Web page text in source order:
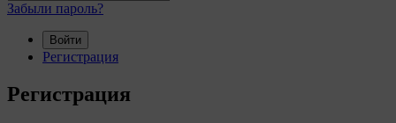
Забыли пароль?
Войти
Регистрация
Регистрация